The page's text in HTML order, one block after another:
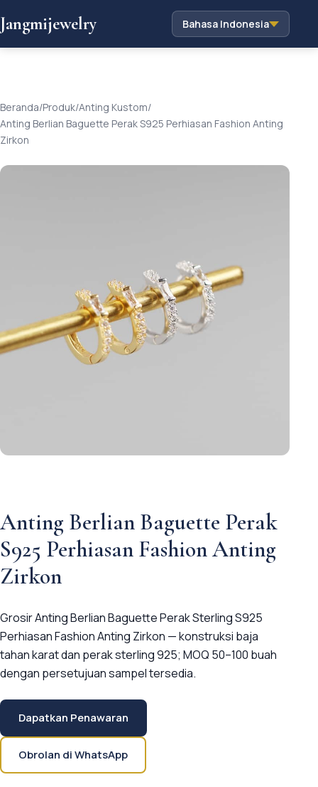
Jangmijewelry Bahasa Indonesia
Beranda/Produk/Anting Kustom/
Anting Berlian Baguette Perak S925 Perhiasan Fashion Anting
Zirkon
Anting Berlian Baguette Perak
S925 Perhiasan Fashion Anting
Zirkon
Grosir Anting Berlian Baguette Perak Sterling S925
Perhiasan Fashion Anting Zirkon — konstruksi baja
tahan karat dan perak sterling 925; MOQ 50–100 buah
dengan persetujuan sampel tersedia.
Dapatkan Penawaran
Obrolan di WhatsApp